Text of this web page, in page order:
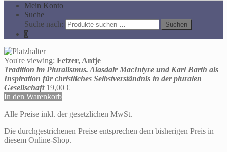
Mein Konto
Suche
Suche nach:
Suchen
0
You're viewing: Fetzer, Antje
Tradition im Pluralismus. Alasdair MacIntyre und Karl Barth als
Inspiration für christliches Selbstverständnis in der pluralen
Gesellschaft 19,00 €
In den Warenkorb
Alle Preise inkl. der gesetzlichen MwSt.
Die durchgestrichenen Preise entsprechen dem bisherigen Preis in
diesem Online-Shop.